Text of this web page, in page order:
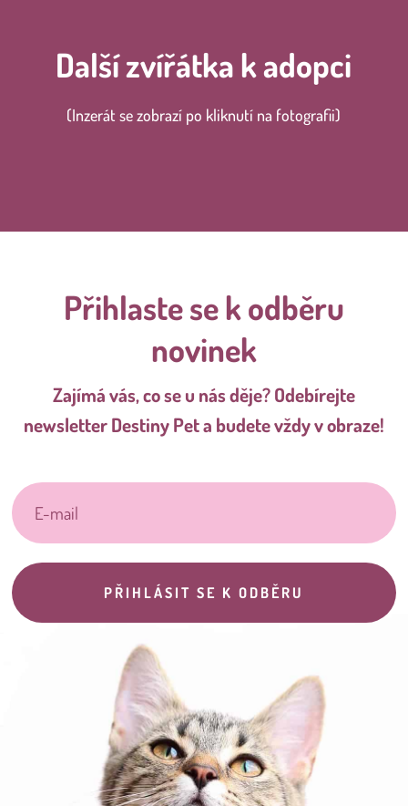
Další zvířátka k adopci
(Inzerát se zobrazí po kliknutí na fotografii)
Přihlaste se k odběru
novinek
Zajímá vás, co se u nás děje? Odebírejte
newsletter Destiny Pet a budete vždy v obraze!
PŘIHLÁSIT SE K ODBĚRU